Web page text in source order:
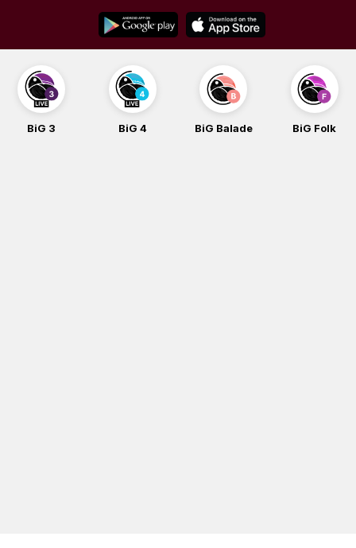
content
BiG 3 BiG 4 BiG Balade BiG Folk